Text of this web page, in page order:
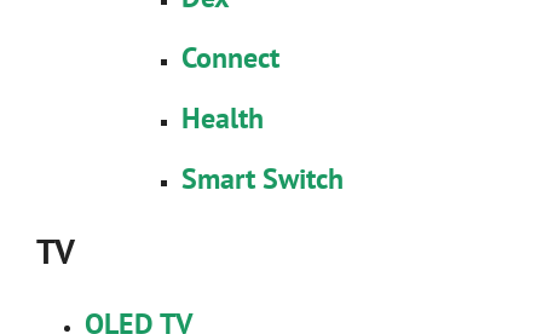
Connect
Health
Smart Switch
TV
QLED TV